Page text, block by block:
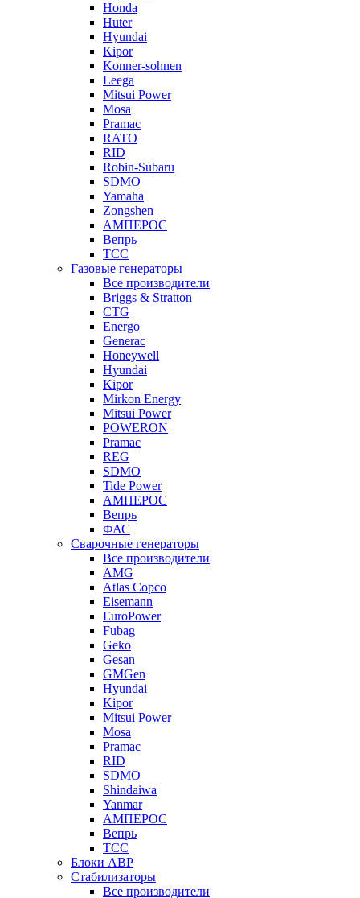
Honda
Huter
Hyundai
Kipor
Konner-sohnen
Leega
Mitsui Power
Mosa
Pramac
RATO
RID
Robin-Subaru
SDMO
Yamaha
Zongshen
АМПЕРОС
Вепрь
ТСС
Газовые генераторы
Все производители
Briggs & Stratton
CTG
Energo
Generac
Honeywell
Hyundai
Kipor
Mirkon Energy
Mitsui Power
POWERON
Pramac
REG
SDMO
Tide Power
АМПЕРОС
Вепрь
ФАС
Сварочные генераторы
Все производители
AMG
Atlas Copco
Eisemann
EuroPower
Fubag
Geko
Gesan
GMGen
Hyundai
Kipor
Mitsui Power
Mosa
Pramac
RID
SDMO
Shindaiwa
Yanmar
АМПЕРОС
Вепрь
ТСС
Блоки АВР
Стабилизаторы
Все производители